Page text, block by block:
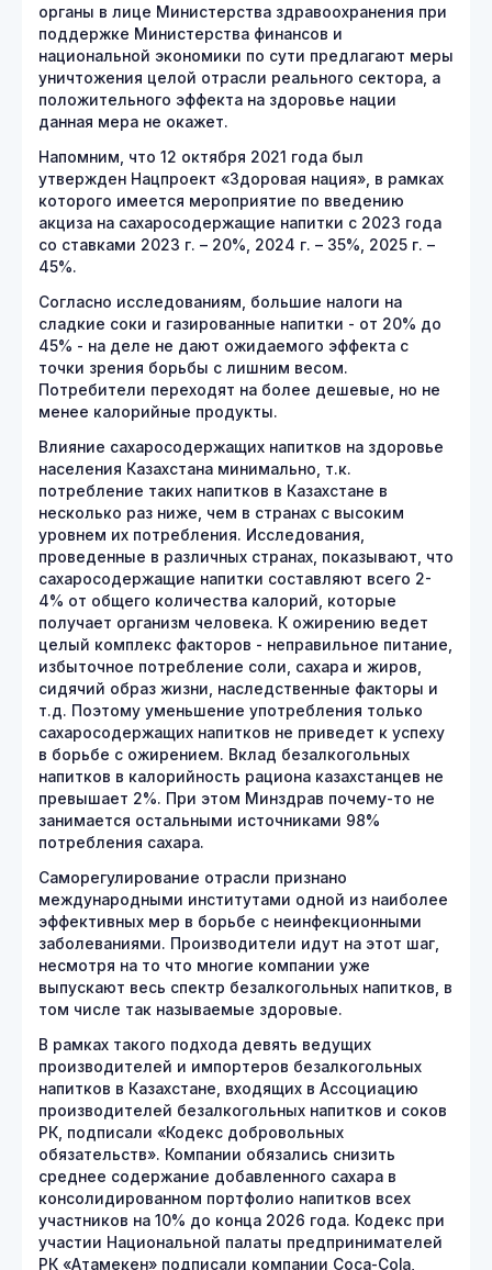
органы в лице Министерства здравоохранения при
поддержке Министерства финансов и
национальной экономики по сути предлагают меры
уничтожения целой отрасли реального сектора, а
положительного эффекта на здоровье нации
данная мера не окажет.
Напомним, что 12 октября 2021 года был
утвержден Нацпроект «Здоровая нация», в рамках
которого имеется мероприятие по введению
акциза на сахаросодержащие напитки с 2023 года
со ставками 2023 г. – 20%, 2024 г. – 35%, 2025 г. –
45%.
Согласно исследованиям, большие налоги на
сладкие соки и газированные напитки - от 20% до
45% - на деле не дают ожидаемого эффекта с
точки зрения борьбы с лишним весом.
Потребители переходят на более дешевые, но не
менее калорийные продукты.
Влияние сахаросодержащих напитков на здоровье
населения Казахстана минимально, т.к.
потребление таких напитков в Казахстане в
несколько раз ниже, чем в странах с высоким
уровнем их потребления. Исследования,
проведенные в различных странах, показывают, что
сахаросодержащие напитки составляют всего 2-
4% от общего количества калорий, которые
получает организм человека. К ожирению ведет
целый комплекс факторов - неправильное питание,
избыточное потребление соли, сахара и жиров,
сидячий образ жизни, наследственные факторы и
т.д. Поэтому уменьшение употребления только
сахаросодержащих напитков не приведет к успеху
в борьбе с ожирением. Вклад безалкогольных
напитков в калорийность рациона казахстанцев не
превышает 2%. При этом Минздрав почему-то не
занимается остальными источниками 98%
потребления сахара.
Саморегулирование отрасли признано
международными институтами одной из наиболее
эффективных мер в борьбе с неинфекционными
заболеваниями. Производители идут на этот шаг,
несмотря на то что многие компании уже
выпускают весь спектр безалкогольных напитков, в
том числе так называемые здоровые.
В рамках такого подхода девять ведущих
производителей и импортеров безалкогольных
напитков в Казахстане, входящих в Ассоциацию
производителей безалкогольных напитков и соков
РК, подписали «Кодекс добровольных
обязательств». Компании обязались снизить
среднее содержание добавленного сахара в
консолидированном портфолио напитков всех
участников на 10% до конца 2026 года. Кодекс при
участии Национальной палаты предпринимателей
РК «Атамекен» подписали компании Coca-Cola,